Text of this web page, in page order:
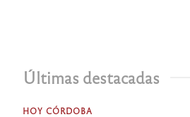
Últimas destacadas
HOY CÓRDOBA